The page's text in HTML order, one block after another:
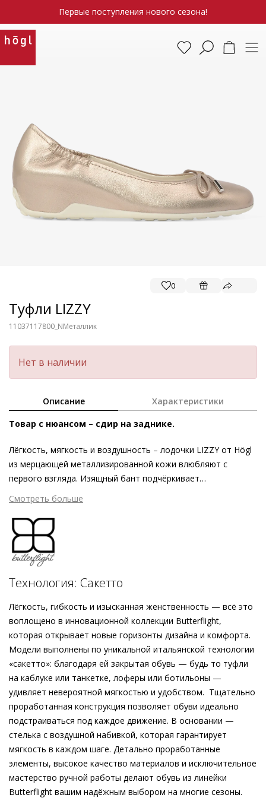
Первые поступления нового сезона!
0
Туфли LIZZY
11037117800_NМеталлик
Нет в наличии
Описание Характеристики
Товар с нюансом – сдир на заднике.
Лёгкость, мягкость и воздушность – лодочки LIZZY от Högl
из мерцающей металлизированной кожи влюбляют с
первого взгляда. Изящный бант подчёркивает
кокетливость женственного силуэта, а скрытая танкетка
незаметно добавляет высоты. Эта модель задаёт новые
стандарты не только в отношении эстетики, но и в плане
удобства. Благодаря инновационной технологии «сакетто»
были созданы лёгкие, словно пёрышко, туфли, мягко
принимающие форму стопы и дарящие невероятно
приятное ощущение комфорта. Чрезвычайно лёгкая и
стелькой заботятся о безупречной посадке и
первоклассном удобстве. Этот стильный аксессуар
одинаково удачно сочетается как с женственными
платьями, так и с расслабленными образами на основе
денима.
Смотреть больше
Технология: Сакетто
Лёгкость, гибкость и изысканная женственность — всё это
воплощено в инновационной коллекции Butterflight,
которая открывает новые горизонты дизайна и комфорта.
Модели выполнены по уникальной итальянской технологии
«сакетто»: благодаря ей закрытая обувь — будь то туфли
на каблуке или танкетке, лоферы или ботильоны —
удивляет невероятной мягкостью и удобством. Тщательно
проработанная конструкция позволяет обуви идеально
подстраиваться под каждое движение. В основании —
стелька с воздушной набивкой, которая гарантирует
мягкость в каждом шаге. Детально проработанные
элементы, высокое качество материалов и исключительное
мастерство ручной работы делают обувь из линейки
Butterflight вашим надёжным выбором на многие сезоны.